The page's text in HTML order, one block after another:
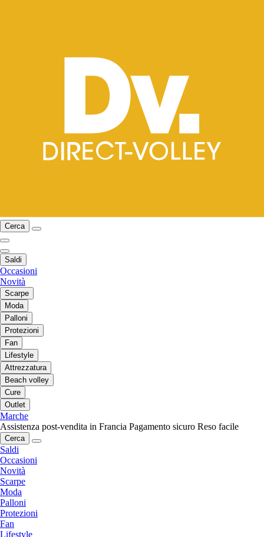
Cerca
Saldi
Occasioni
Novità
Scarpe
Moda
Palloni
Protezioni
Fan
Lifestyle
Attrezzatura
Beach volley
Cure
Outlet
Marche
Assistenza post-vendita in Francia Pagamento sicuro Reso facile
Cerca
Saldi
Occasioni
Novità
Scarpe
Moda
Palloni
Protezioni
Fan
Lifestyle